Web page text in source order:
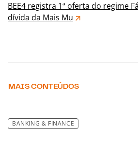
BEE4 registra 1ª oferta do regime
dívida da Mais Mu
MAIS CONTEÚDOS
BANKING & FINANCE